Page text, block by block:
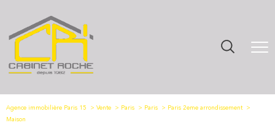
Agence immobilière Paris 15 Vente Paris Paris
Paris 2eme arrondissement
Maison